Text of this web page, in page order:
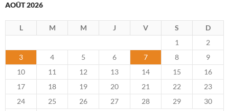
AOÛT 2026
L M M J V S
D
1
2
3
4 5 6 7 8
9
10
11 12 13 14 15
16
17
18 19 20 21 22
23
24
25 26 27 28 29
30